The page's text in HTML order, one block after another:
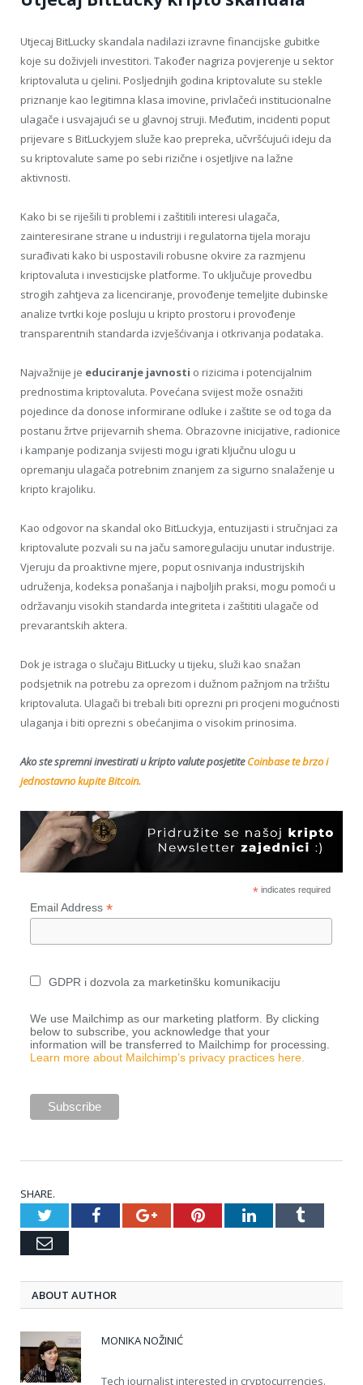
Utjecaj BitLucky skandala nadilazi izravne financijske gubitke
koje su doživjeli investitori. Također nagriza povjerenje u sektor
kriptovaluta u cjelini. Posljednjih godina kriptovalute su stekle
priznanje kao legitimna klasa imovine, privlačeći institucionalne
ulagače i usvajajući se u glavnoj struji. Međutim, incidenti poput
prijevare s BitLuckyjem služe kao prepreka, učvršćujući ideju da
su kriptovalute same po sebi rizične i osjetljive na lažne
aktivnosti.
Kako bi se riješili ti problemi i zaštitili interesi ulagača,
zainteresirane strane u industriji i regulatorna tijela moraju
surađivati ​​kako bi uspostavili robusne okvire za razmjenu
kriptovaluta i investicijske platforme. To uključuje provedbu
strogih zahtjeva za licenciranje, provođenje temeljite dubinske
analize tvrtki koje posluju u kripto prostoru i provođenje
transparentnih standarda izvješćivanja i otkrivanja podataka.
Najvažnije je educiranje javnosti o rizicima i potencijalnim
prednostima kriptovaluta. Povećana svijest može osnažiti
pojedince da donose informirane odluke i zaštite se od toga da
postanu žrtve prijevarnih shema. Obrazovne inicijative, radionice
i kampanje podizanja svijesti mogu igrati ključnu ulogu u
opremanju ulagača potrebnim znanjem za sigurno snalaženje u
kripto krajoliku.
Kao odgovor na skandal oko BitLuckyja, entuzijasti i stručnjaci za
kriptovalute pozvali su na jaču samoregulaciju unutar industrije.
Vjeruju da proaktivne mjere, poput osnivanja industrijskih
udruženja, kodeksa ponašanja i najboljih praksi, mogu pomoći u
održavanju visokih standarda integriteta i zaštititi ulagače od
prevarantskih aktera.
Dok je istraga o slučaju BitLucky u tijeku, služi kao snažan
podsjetnik na potrebu za oprezom i dužnom pažnjom na tržištu
kriptovaluta. Ulagači bi trebali biti oprezni pri procjeni mogućnosti
ulaganja i biti oprezni s obećanjima o visokim prinosima.
Ako ste spremni investirati u kripto valute posjetite Coinbase te brzo i
jednostavno kupite Bitcoin.
*indicates required
Email Address *
GDPR i dozvola za marketinšku komunikaciju
We use Mailchimp as our marketing platform. By clicking
below to subscribe, you acknowledge that your
information will be transferred to Mailchimp for processing.
Learn more about Mailchimp’s privacy practices here.
SHARE.
TwitterFacebookGoogle+PinterestLinkedInTumblr
Email
ABOUT AUTHOR
MONIKA NOŽINIĆ
Tech journalist interested in cryptocurrencies.